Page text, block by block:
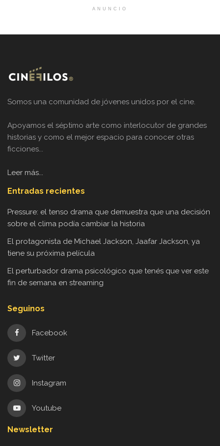
ANUNCIO
Somos una comunidad de jóvenes unidos por el cine.
Apoyamos el séptimo arte como interlocutor de grandes
historias y como el mejor espacio para conocer otras
ficciones...
Leer más...
Entradas recientes
Pressure: el tenso drama que demuestra que una decisión
sobre el clima podía cambiar la historia
El protagonista de Michael Jackson, Jaafar Jackson, ya
tiene su próxima película
El perturbador drama psicológico que tenés que ver este
fin de semana en streaming
Seguinos
Facebook
Twitter
Instagram
Youtube
Newsletter